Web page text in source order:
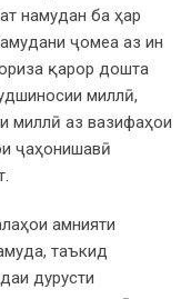
намудан ба ҳар
ҷомеа аз ин
қарор дошта
миллӣ,
миллӣ аз вазифаҳои
ҷаҳонишавӣ
амнияти
таъкид
дурусти